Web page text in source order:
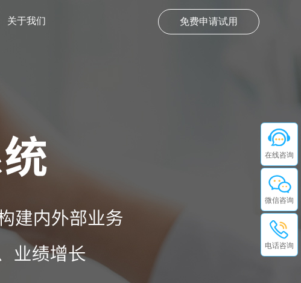
免费申请试用
关于我们
在线咨询
微信咨询
电话咨询